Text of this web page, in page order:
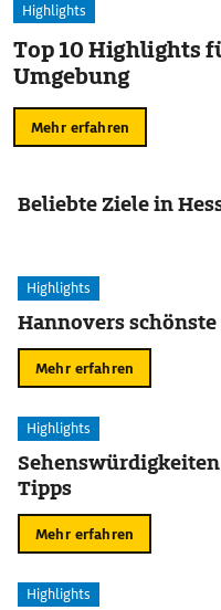
Highlights
Top 10 Highlights
Umgebung
Mehr erfahren
Beliebte Ziele in
Highlights
Hannovers
Mehr erfahren
Highlights
Tipps
Mehr erfahren
Highlights